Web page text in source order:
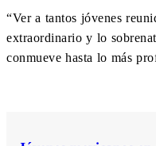
“Ver a tantos jóvenes
extraordinario y lo
conmueve hasta lo más